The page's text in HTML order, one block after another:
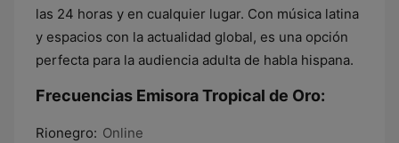
las 24 horas y en cualquier lugar. Con música latina
y espacios con la actualidad global, es una opción
perfecta para la audiencia adulta de habla hispana.
Frecuencias Emisora Tropical de Oro:
Rionegro: Online